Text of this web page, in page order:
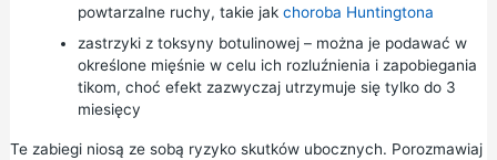
powtarzalne ruchy, takie jak choroba Huntingtona
zastrzyki z toksyny botulinowej – można je podawać w
określone mięśnie w celu ich rozluźnienia i zapobiegania
tikom, choć efekt zazwyczaj utrzymuje się tylko do 3
miesięcy
Te zabiegi niosą ze sobą ryzyko skutków ubocznych. Porozmawiaj